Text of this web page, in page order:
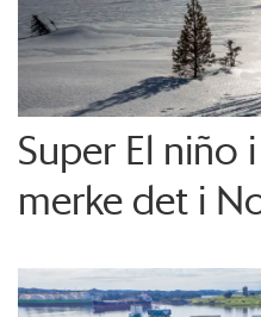
Super El niño
merke det i